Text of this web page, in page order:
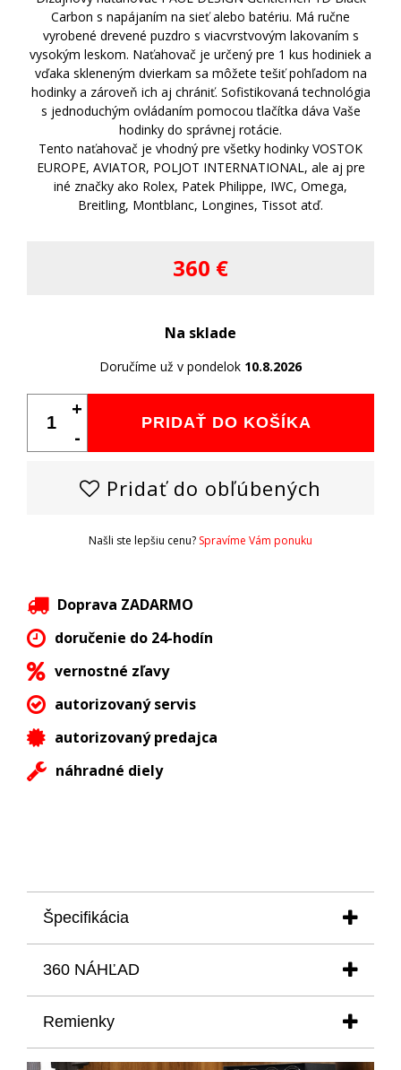
Carbon s napájaním na sieť alebo batériu. Má ručne
vyrobené drevené puzdro s viacvrstvovým lakovaním s
vysokým leskom. Naťahovač je určený pre 1 kus hodiniek a
vďaka skleneným dvierkam sa môžete tešiť pohľadom na
hodinky a zároveň ich aj chrániť. Sofistikovaná technológia
s jednoduchým ovládaním pomocou tlačítka dáva Vaše
hodinky do správnej rotácie.
Tento naťahovač je vhodný pre všetky hodinky VOSTOK
EUROPE, AVIATOR, POLJOT INTERNATIONAL, ale aj pre
iné značky ako Rolex, Patek Philippe, IWC, Omega,
Breitling, Montblanc, Longines, Tissot atď.
360 €
Na sklade
Doručíme už v pondelok 10.8.2026
PRIDAŤ DO KOŠÍKA
+
-
Pridať do obľúbených
Našli ste lepšiu cenu? Spravíme Vám ponuku
Doprava ZADARMO
doručenie do 24-hodín
vernostné zľavy
autorizovaný servis
autorizovaný predajca
náhradné diely
Špecifikácia
režim otáčania: vpravo / vľavo / striedavo
batéria: 2 ks, typ C, 1,5 voltov
360 NÁHĽAD
Remienky